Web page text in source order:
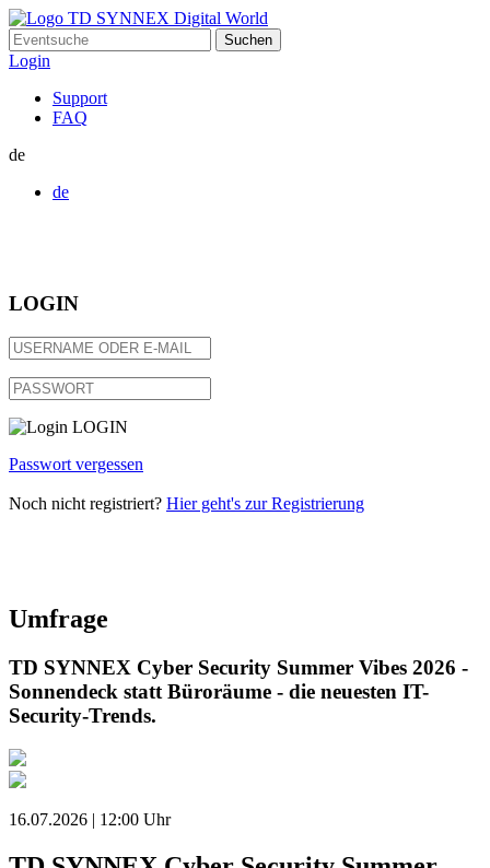
Suchen
nach:
Login
Support
FAQ
de
de
LOGIN
LOGIN
Passwort vergessen
Noch nicht registriert? Hier geht's zur Registrierung
Umfrage
TD SYNNEX Cyber Security Summer Vibes 2026 -
Sonnendeck statt Büroräume - die neuesten IT-
Security-Trends.
16.07.2026 | 12:00 Uhr